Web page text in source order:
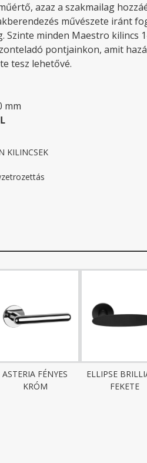
azaz a szakmailag
művészete iránt
Szinte minden Maestro kilincs
pontjainkon, amit
tesz lehetővé.
mm
KILINCSEK
ASTERIA FÉNYES
KRÓM
ELLIPSE
FEKETE